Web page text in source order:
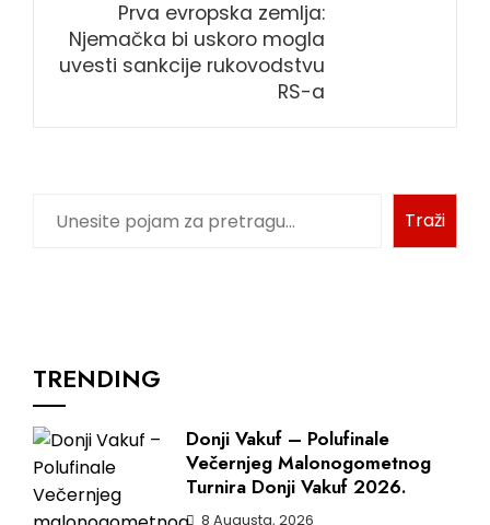
Prva evropska zemlja:
Njemačka bi uskoro mogla
uvesti sankcije rukovodstvu
RS-a
Traži
TRENDING
Donji Vakuf – Polufinale
Večernjeg Malonogometnog
Turnira Donji Vakuf 2026.
8 Augusta, 2026